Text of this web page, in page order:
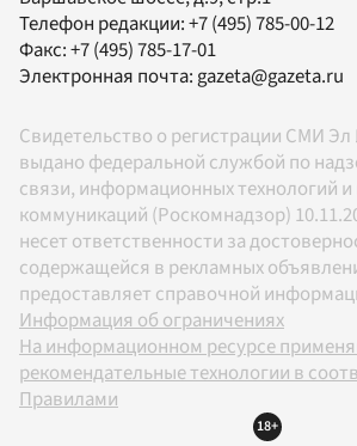
Телефон редакции:+7 (495) 785-00-12
Факс:+7 (495) 785-17-01
Электронная почта: gazeta@gazeta.ru
Свидетельство о регистрации СМИ
выдано федеральной службой по
связи, информационных технологий
коммуникаций (Роскомнадзор)
несет ответственности за
содержащейся в рекламных
предоставляет справочной
Информация об ограничениях
На информационном ресурсе
рекомендательные технологии в
Правилами
18+